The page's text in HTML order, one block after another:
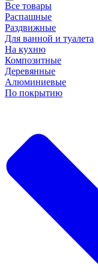
Все товары
Распашные
Раздвижные
Для ванной и туалета
На кухню
Композитные
Деревянные
Алюминиевые
По покрытию